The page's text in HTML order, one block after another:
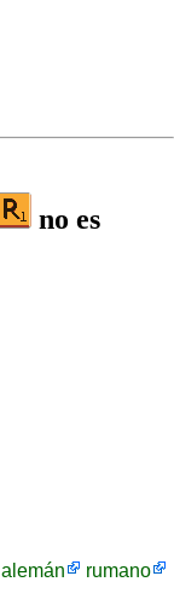
no es
alemán
rumano